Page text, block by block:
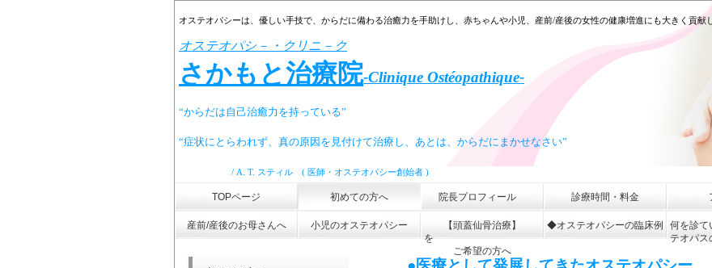
オステオパシーは、優しい手技で、からだに備わる治癒力を手助けし、赤ちゃんや小児、産前/産後の女性の健康増進にも大きく貢
オステオパシ－・クリニ－ク
さかもと治療院-Clinique Ostéopathique-
“からだは自己治癒力を持っている”
“症状にとらわれず、 真の原因を見付けて治療し、あと は、からだにまかせなさい”
/ A. T. スティル ( 医師・オステオパシー創始者 )
TOPページ 初めての方へ 院長プロフィール 診療時間・料金
産前/産後のお母さんへ 小児のオステオパシー
【頭蓋仙骨治療】
を
ご希望の方へ
◆オステオパシーの臨床例
何を診
テオパス